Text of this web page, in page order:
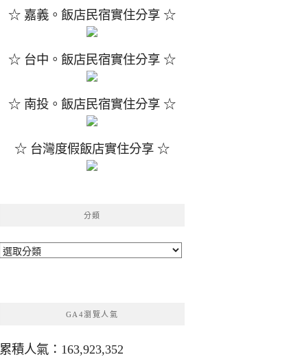
☆ 嘉義。飯店民宿實住分享 ☆
☆ 台中。飯店民宿實住分享 ☆
☆ 南投。飯店民宿實住分享 ☆
☆ 台灣度假飯店實住分享 ☆
分類
分
GA4瀏覽人氣
累積人氣：163,923,352